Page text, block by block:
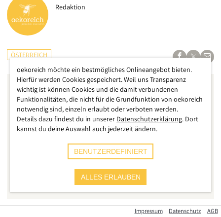
Redaktion
ÖSTERREICH
Impressum Datenschutz AGB
oekoreich möchte ein bestmögliches Onlineangebot bieten.
Hierfür werden Cookies gespeichert. Weil uns Transparenz
wichtig ist können Cookies und die damit verbundenen
Funktionalitäten, die nicht für die Grundfunktion von oekoreich
notwendig sind, einzeln erlaubt oder verboten werden.
Details dazu findest du in unserer Datenschutzerklärung. Dort
kannst du deine Auswahl auch jederzeit ändern.
BENUTZERDEFINIERT
ALLES ERLAUBEN